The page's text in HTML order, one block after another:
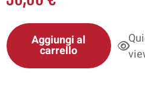
Aggiungi al
carrello